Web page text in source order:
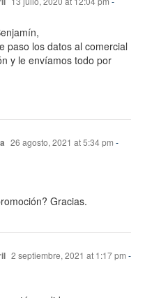
paso los datos al comercial
y le envíamos todo por
26 agosto, 2021 at 5:34 pm -
Gracias.
2 septiembre, 2021 at 1:17 pm -